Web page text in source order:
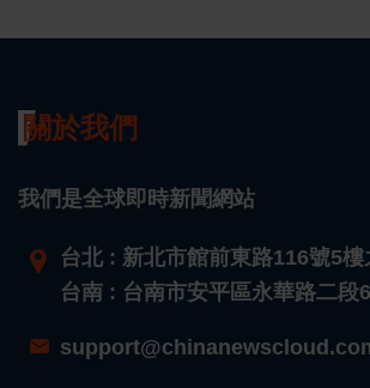
關於我們
我們是全球即時新聞網站
台北 : 新北市館前東路116號5樓
台南 : 台南市安平區永華路二段